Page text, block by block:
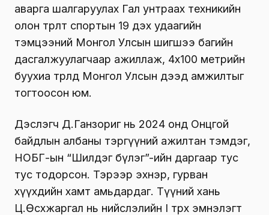
аварга шалгаруулах Гал унтраах техникийн
олон төрөлт спортын 19 дэх удаагийн
тэмцээний Монгол Улсын шигшээ багийн
дасгалжуулагчаар ажиллаж, 4х100 метрийн
буухиа төрөлд Монгол Улсын дээд амжилтыг
тогтоосон юм.
Дэслэгч Д.Ганзориг нь 2024 онд Онцгой
байдлын албаны тэргүүний ажилтан тэмдэг,
НОБГ-ын “Шилдэг бүлэг”-ийн даргаар тус
тус тодорсон. Тэрээр эхнэр, гурван
хүүхдийн хамт амьдардаг. Түүний хань
Ц.Өсөхжаргал нь нийслэлийн I төрөх эмнэлэгт